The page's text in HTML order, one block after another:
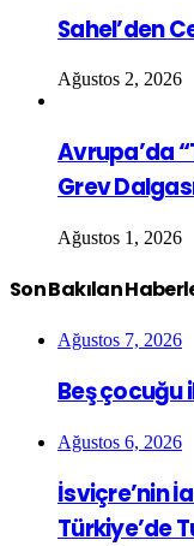
Sahel’den
Ağustos 2, 2026
Avrupa’da
Grev
Ağustos 1, 2026
Son Bakılan
Ağustos 7, 2026
Beş çocuğu
Ağustos 6, 2026
İsviçre’nin
Türkiye’de